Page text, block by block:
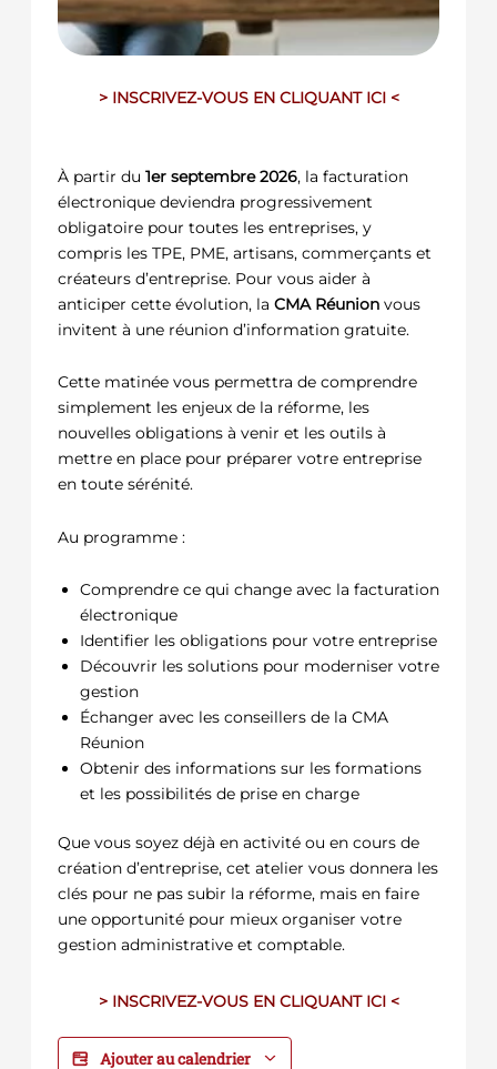
> INSCRIVEZ-VOUS EN CLIQUANT ICI <
À partir du 1er septembre 2026, la facturation
électronique deviendra progressivement
obligatoire pour toutes les entreprises, y
compris les TPE, PME, artisans, commerçants et
créateurs d’entreprise. Pour vous aider à
anticiper cette évolution, la CMA Réunionvous
invitent à une réunion d’information gratuite.
Cette matinée vous permettra de comprendre
simplement les enjeux de la réforme, les
nouvelles obligations à venir et les outils à
mettre en place pour préparer votre entreprise
en toute sérénité.
Au programme :
Comprendre ce qui change avec la facturation
électronique
Identifier les obligations pour votre entreprise
Découvrir les solutions pour moderniser votre
gestion
Échanger avec les conseillers de la CMA
Réunion
Obtenir des informations sur les formations
et les possibilités de prise en charge
Que vous soyez déjà en activité ou en cours de
création d’entreprise, cet atelier vous donnera les
clés pour ne pas subir la réforme, mais en faire
une opportunité pour mieux organiser votre
gestion administrative et comptable.
> INSCRIVEZ-VOUS EN CLIQUANT ICI <
Ajouter au calendrier